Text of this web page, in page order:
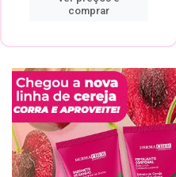
comprar